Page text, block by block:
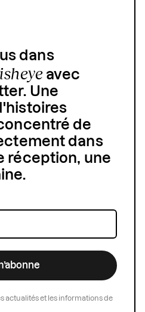
dans
avec
Une
de
dans
réception, une
actualités et les informations de